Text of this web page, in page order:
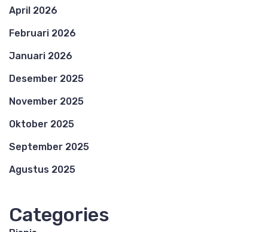
April 2026
Februari 2026
Januari 2026
Desember 2025
November 2025
Oktober 2025
September 2025
Agustus 2025
Categories